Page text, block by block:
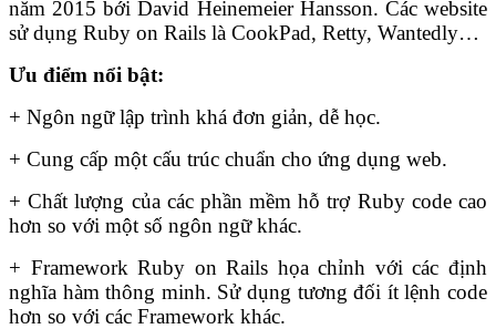
năm 2015 bới David Heinemeier Hansson. Các website
sử dụng Ruby on Rails là CookPad, Retty, Wantedly…
Ưu điểm nổi bật:
+ Ngôn ngữ lập trình khá đơn giản, dễ học.
+ Cung cấp một cấu trúc chuẩn cho ứng dụng web.
+ Chất lượng của các phần mềm hỗ trợ Ruby code cao
hơn so với một số ngôn ngữ khác.
+ Framework Ruby on Rails họa chỉnh với các định
nghĩa hàm thông minh. Sử dụng tương đối ít lệnh code
hơn so với các Framework khác.